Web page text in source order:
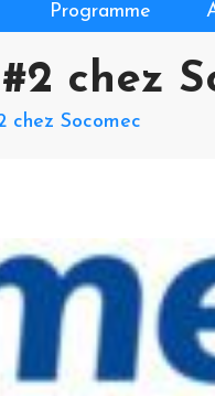
Programme
chez
chez Socomec